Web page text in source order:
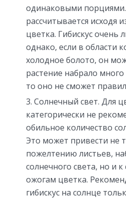
одинаковыми
рассчитывается исходя
цветка. Гибискус очень
однако, если в области
холодное болото, он
растение набрало
то оно не сможет
Солнечный свет. Для
категорически не
обильное количество
Это может привести не
пожелтению листьев,
солнечного света, но и
ожогам цветка.
гибискус на солнце